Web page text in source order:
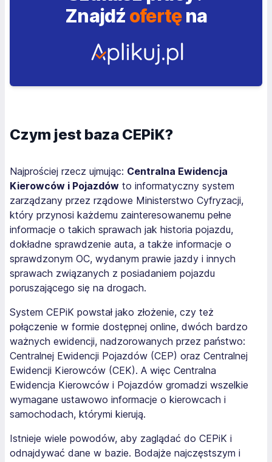
Znajdź ofertęna
Czym jest baza CEPiK?
Najprościej rzecz ujmując: Centralna Ewidencja
Kierowców i Pojazdów to informatyczny system
zarządzany przez rządowe Ministerstwo Cyfryzacji,
który przynosi każdemu zainteresowanemu pełne
informacje o takich sprawach jak historia pojazdu,
dokładne sprawdzenie auta, a także informacje o
sprawdzonym OC, wydanym prawie jazdy i innych
sprawach związanych z posiadaniem pojazdu
poruszającego się na drogach.
System CEPiK powstał jako złożenie, czy też
połączenie w formie dostępnej online, dwóch bardzo
ważnych ewidencji, nadzorowanych przez państwo:
Centralnej Ewidencji Pojazdów (CEP) oraz Centralnej
Ewidencji Kierowców (CEK). A więc Centralna
Ewidencja Kierowców i Pojazdów gromadzi wszelkie
wymagane ustawowo informacje o kierowcach i
samochodach, którymi kierują.
Istnieje wiele powodów, aby zaglądać do CEPiK i
odnajdywać dane w bazie. Bodajże najczęstszym i